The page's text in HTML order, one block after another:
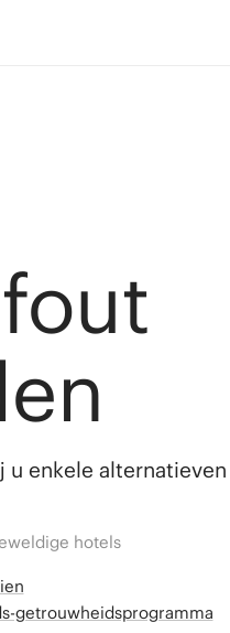
enkele
hotels
getrouwheidsprogramma